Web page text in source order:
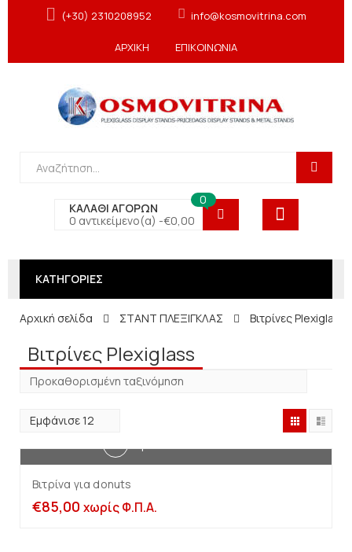
(+30) 2310208952 info@kosmovitrina.com
ΑΡΧΙΚΗ ΕΠΙΚΟΙΝΩΝΙΑ
ΚΑΛΑΘΙ ΑΓΟΡΩΝ
0 αντικείμενο(α) -€0,00
0
ΚΑΤΗΓΟΡΙΕΣ
Αρχική σελίδα ΣΤΑΝΤ ΠΛΕΞΙΓΚΛΑΣ Βιτρίνες Plexiglass
Βιτρίνες Plexiglass
Βιτρίνα για donuts
€85,00 χωρίς Φ.Π.Α.